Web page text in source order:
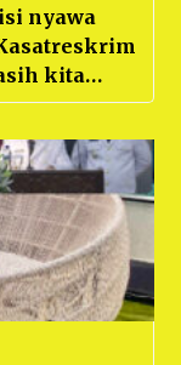
nyawa
kita